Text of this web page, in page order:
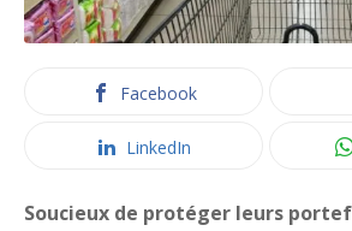
Facebook
LinkedIn
Soucieux de protéger leurs